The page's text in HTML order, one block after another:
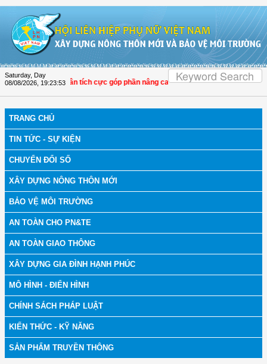
Saturday, Day
08/08/2026 19:23:53
LHPN Thọ Xuân tích cực góp phần nâng cao tỷ lệ người dân tham gia bảo
TRANG CHỦ
TIN TỨC - SỰ KIỆN
CHUYỂN ĐỔI SỐ
XÂY DỰNG NÔNG THÔN MỚI
BẢO VỆ MÔI TRƯỜNG
AN TOÀN CHO PN&TE
AN TOÀN GIAO THÔNG
XÂY DỰNG GIA ĐÌNH HẠNH PHÚC
MÔ HÌNH - ĐIỂN HÌNH
CHÍNH SÁCH PHÁP LUẬT
KIẾN THỨC - KỸ NĂNG
SẢN PHẨM TRUYỀN THÔNG